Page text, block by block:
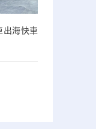
出海快車